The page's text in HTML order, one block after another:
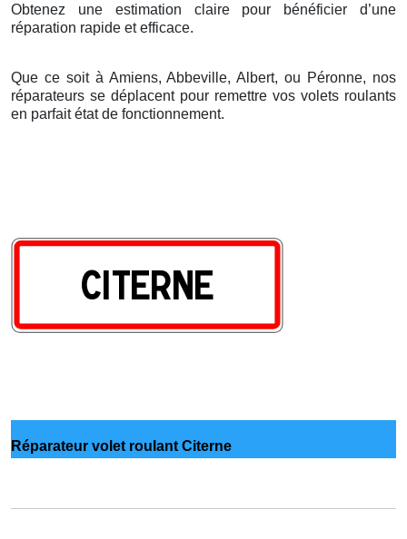
Obtenez une estimation claire pour bénéficier d’une
réparation rapide et efficace.
Que ce soit à Amiens, Abbeville, Albert, ou Péronne, nos
réparateurs se déplacent pour remettre vos volets roulants
en parfait état de fonctionnement.
Réparateur volet roulant Citerne